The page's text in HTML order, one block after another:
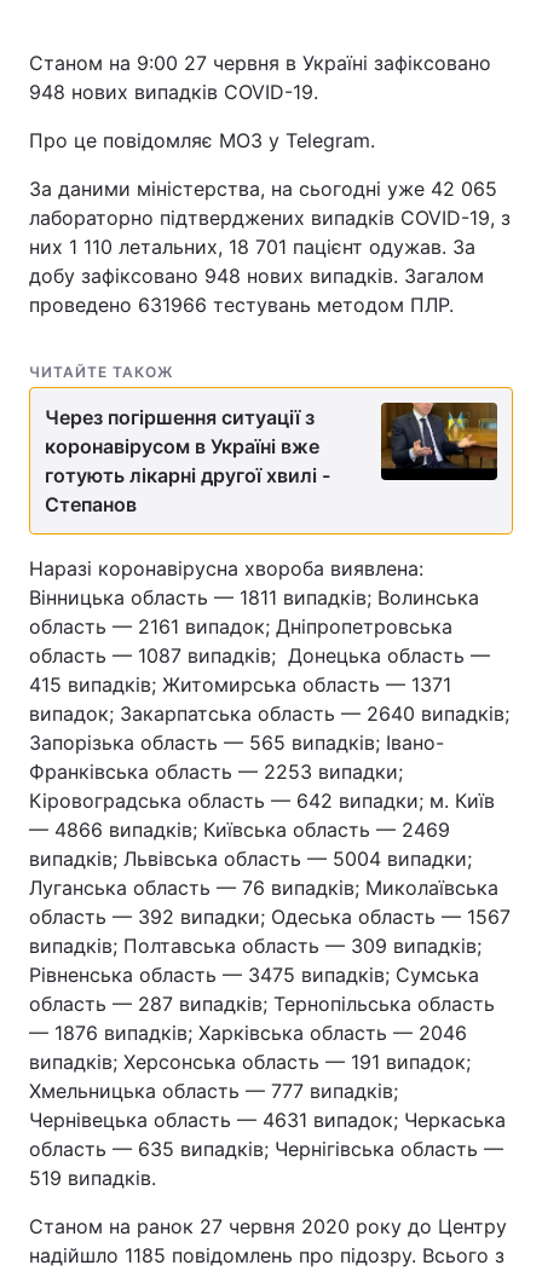
Станом на 9:00 27 червня в Україні зафіксовано
948 нових випадків COVID-19.
Про це повідомляє МОЗ у Telegram.
За даними міністерства, на сьогодні уже 42 065
лабораторно підтверджених випадків COVID-19, з
них 1 110 летальних, 18 701 пацієнт одужав. За
добу зафіксовано 948 нових випадків. Загалом
проведено 631966 тестувань методом ПЛР.
ЧИТАЙТЕ ТАКОЖ
Через погіршення ситуації з
коронавірусом в Україні вже
готують лікарні другої хвилі -
Степанов
Наразі коронавірусна хвороба виявлена:
Вінницька область — 1811 випадків; Волинська
область — 2161 випадок; Дніпропетровська
область — 1087 випадків; Донецька область —
415 випадків; Житомирська область — 1371
випадок; Закарпатська область — 2640 випадків;
Запорізька область — 565 випадків; Івано-
Франківська область — 2253 випадки;
Кіровоградська область — 642 випадки; м. Київ
— 4866 випадків; Київська область — 2469
випадків; Львівська область — 5004 випадки;
Луганська область — 76 випадків; Миколаївська
область — 392 випадки; Одеська область — 1567
випадків; Полтавська область — 309 випадків;
Рівненська область — 3475 випадків; Сумська
область — 287 випадків; Тернопільська область
— 1876 випадків; Харківська область — 2046
випадків; Херсонська область — 191 випадок;
Хмельницька область — 777 випадків;
Чернівецька область — 4631 випадок; Черкаська
область — 635 випадків; Чернігівська область —
519 випадків.
Станом на ранок 27 червня 2020 року до Центру
надійшло 1185 повідомлень про підозру. Всього з